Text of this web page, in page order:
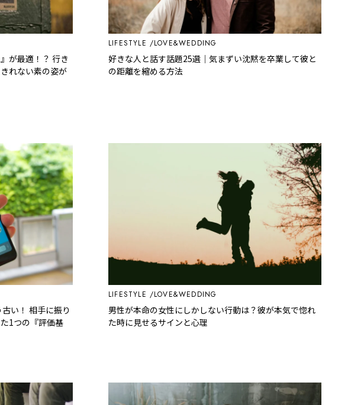
が最適！？ 行き
れない素の姿が
LIFESTYLE LOVE&WEDDING
好きな人と話す話題25選｜気まずい沈黙を卒業して彼と
の距離を縮める方法
い！ 相手に振り
1つの『評価基
LIFESTYLE LOVE&WEDDING
男性が本命の女性にしかしない行動は？彼が本気で惚れ
た時に見せるサインと心理